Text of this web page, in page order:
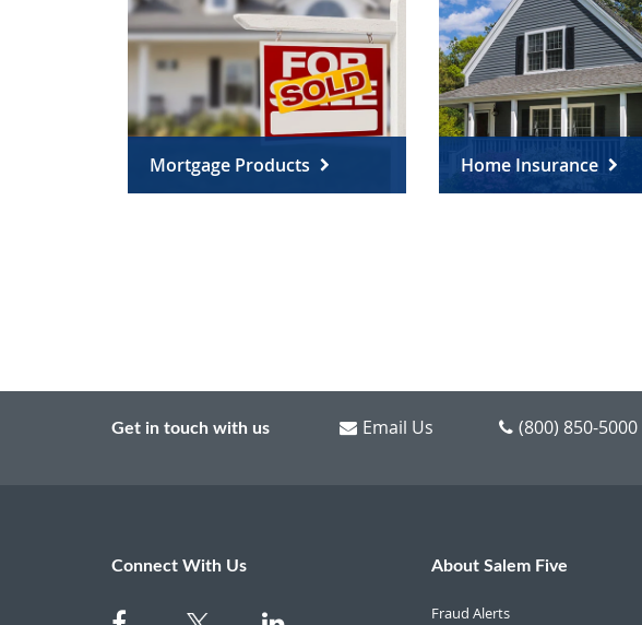
Mortgage Products Home Insurance
Get in touch with us Email Us (800) 850-5000
Connect With Us About Salem Five
Fraud Alerts